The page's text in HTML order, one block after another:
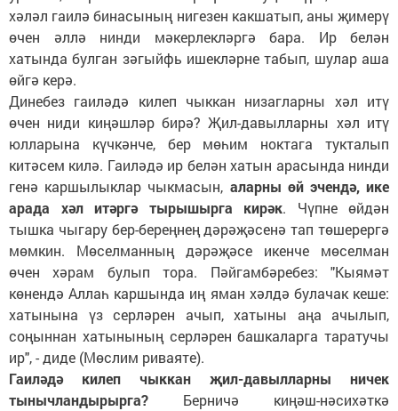
хәләл гаилә бинасының нигезен какшатып, аны җимерү
өчен әллә нинди мәкерлекләргә бара. Ир белән
хатында булган зәгыйфь ишекләрне табып, шулар аша
өйгә керә.
Динебез гаиләдә килеп чыккан низагларны хәл итү
өчен ниди киңәшләр бирә? Җил-давылларны хәл итү
юлларына күчкәнче, бер мөһим ноктага тукталып
китәсем килә. Гаиләдә ир белән хатын арасында нинди
генә каршылыклар чыкмасын, аларны өй эчендә, ике
арада хәл итәргә тырышырга кирәк. Чүпне өйдән
тышка чыгару бер-береңнең дәрәҗәсенә тап төшерергә
мөмкин. Мөселманның дәрәҗәсе икенче мөселман
өчен хәрам булып тора. Пәйгамбәребез: "Кыямәт
көнендә Аллаһ каршында иң яман хәлдә булачак кеше:
хатынына үз серләрен ачып, хатыны аңа ачылып,
соңыннан хатынының серләрен башкаларга таратучы
ир", - диде (Мөслим риваяте).
Гаиләдә килеп чыккан җил-давылларны ничек
тынычландырырга? Берничә киңәш-нәсихәткә